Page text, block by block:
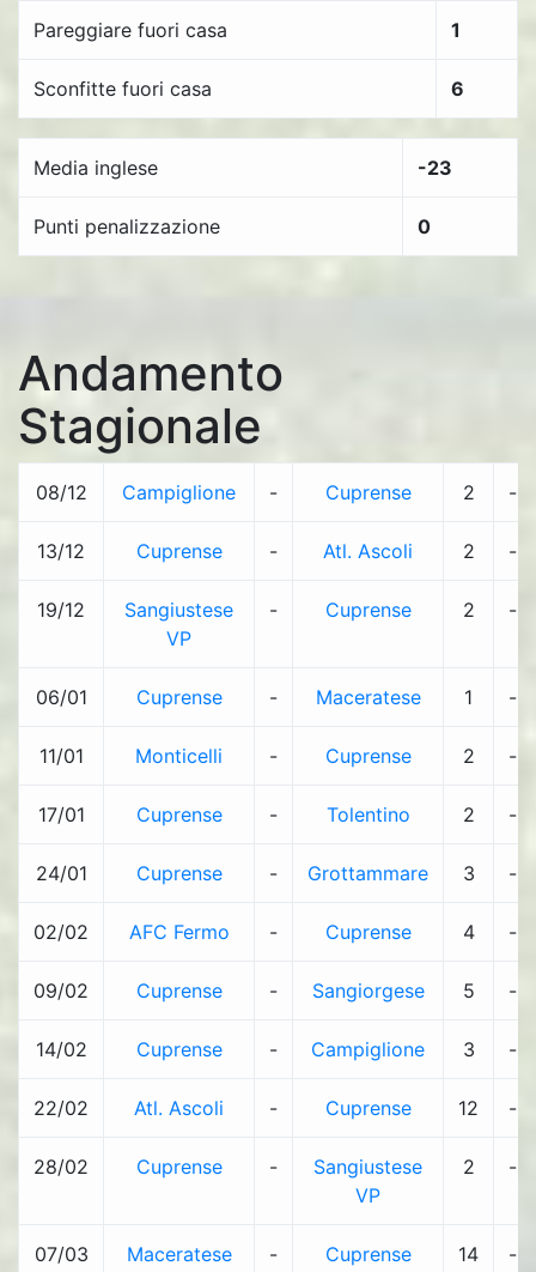
Pareggiare fuori casa 1
Sconfitte fuori casa 6
Media inglese -23
Punti penalizzazione 0
Andamento
Stagionale
08/12 Campiglione - Cuprense 2 -
13/12 Cuprense - Atl. Ascoli 2 -
19/12
Sangiustese
VP
- Cuprense 2 -
06/01 Cuprense - Maceratese 1 -
11/01 Monticelli - Cuprense 2 -
17/01 Cuprense - Tolentino 2 -
24/01 Cuprense - Grottammare 3 -
02/02 AFC Fermo - Cuprense 4 -
09/02 Cuprense - Sangiorgese 5 -
14/02 Cuprense - Campiglione 3 -
22/02 Atl. Ascoli - Cuprense 12 -
28/02 Cuprense -
Sangiustese
VP
2 -
07/03 Maceratese - Cuprense 14 -